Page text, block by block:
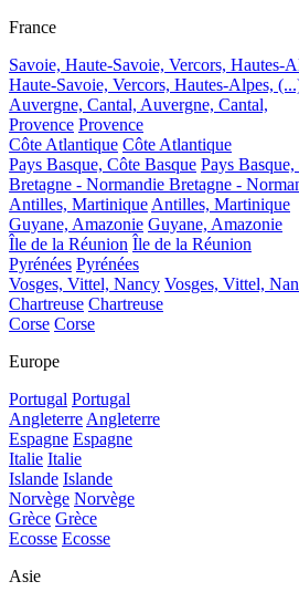
France
Savoie, Haute-Savoie, Vercors, Hautes-
Haute-Savoie, Vercors, Hautes-Alpes,
Auvergne, Cantal, Auvergne, Cantal,
Provence Provence
Côte Atlantique Côte Atlantique
Pays Basque, Côte Basque Pays
Bretagne - Normandie Bretagne -
Antilles, Martinique Antilles, Martinique
Guyane, Amazonie Guyane, Amazonie
Île de la Réunion Île de la Réunion
Pyrénées Pyrénées
Vosges, Vittel, Nancy Vosges, Vittel,
Chartreuse Chartreuse
Corse Corse
Europe
Portugal Portugal
Angleterre Angleterre
Espagne Espagne
Italie Italie
Islande Islande
Norvège Norvège
Grèce Grèce
Ecosse Ecosse
Asie